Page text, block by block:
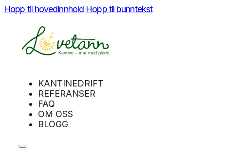
Hopp til hovedinnhold Hopp til bunntekst
KANTINEDRIFT
REFERANSER
FAQ
OM OSS
BLOGG